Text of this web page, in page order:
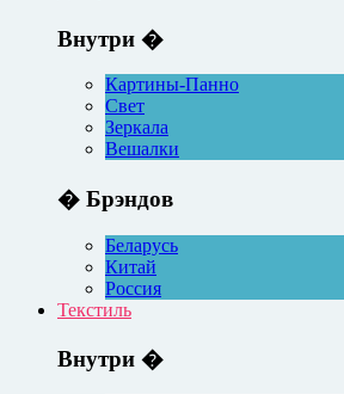
Внутри �
Картины-Панно
Свет
Зеркала
Вешалки
� Брэндов
Беларусь
Китай
Россия
Текстиль
Внутри �